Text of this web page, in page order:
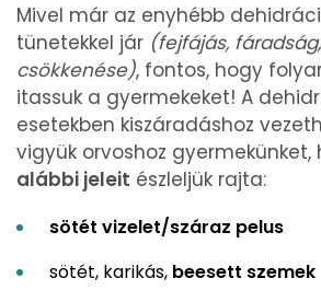
Mivel már az enyhébb
tünetekkel jár (fejfájás,
csökkenése), fontos, hogy
itassuk a gyermekeket! A
esetekben kiszáradáshoz
vigyük orvoshoz gyermekünket,
alábbi jeleit észleljük rajta:
sötét vizelet/száraz pelus
sötét, karikás, beesett szemek